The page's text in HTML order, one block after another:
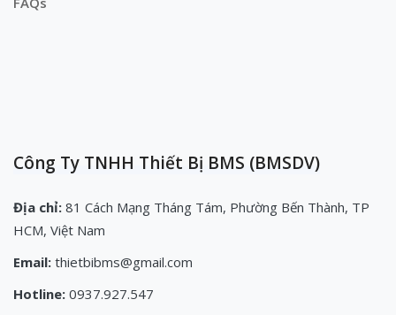
Công Ty TNHH Thiết Bị BMS (BMSDV)
Địa chỉ: 81 Cách Mạng Tháng Tám, Phường Bến Thành, TP
HCM, Việt Nam
Email: thietbibms@gmail.com
Hotline: 0937.927.547